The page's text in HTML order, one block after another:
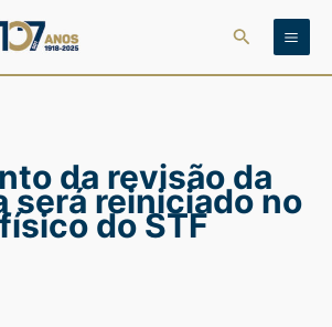
Pesquisar
da revisão da
será reiniciado no
do STF